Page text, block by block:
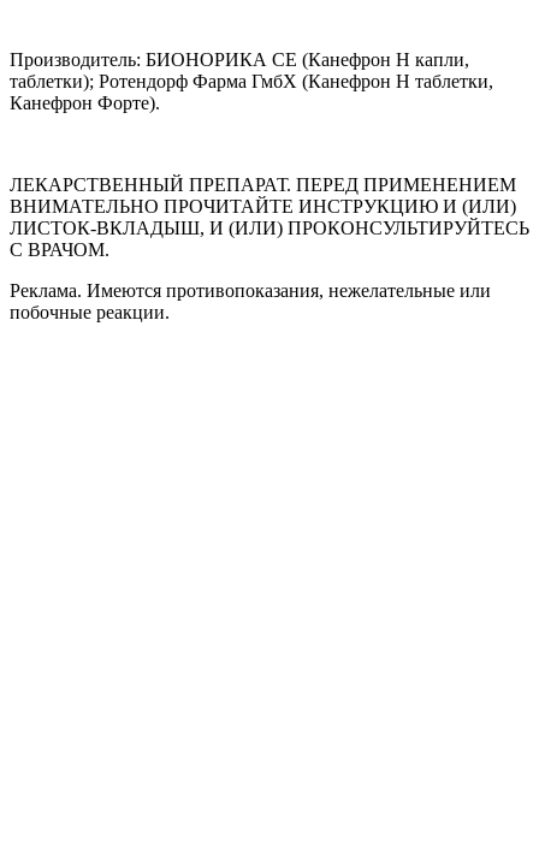
Производитель: БИОНОРИКА СЕ (Канефрон Н капли,
таблетки); Ротендорф Фарма ГмбХ (Канефрон Н таблетки,
Канефрон Форте).
ЛЕКАРСТВЕННЫЙ ПРЕПАРАТ. ПЕРЕД ПРИМЕНЕНИЕМ
ВНИМАТЕЛЬНО ПРОЧИТАЙТЕ ИНСТРУКЦИЮ И (ИЛИ)
ЛИСТОК-ВКЛАДЫШ, И (ИЛИ) ПРОКОНСУЛЬТИРУЙТЕСЬ
С ВРАЧОМ.
Реклама. Имеются противопоказания, нежелательные или
побочные реакции.